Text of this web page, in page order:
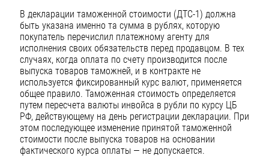
В декларации таможенной стоимости (ДТС-1) должна
быть указана именно та сумма в рублях, которую
покупатель перечислил платежному агенту для
исполнения своих обязательств перед продавцом. В тех
случаях, когда оплата по счету производится после
выпуска товаров таможней, и в контракте не
используется фиксированный курс валют, применяется
общее правило. Таможенная стоимость определяется
путем пересчета валюты инвойса в рубли по курсу ЦБ
РФ, действующему на день регистрации декларации. При
этом последующее изменение принятой таможенной
стоимости после выпуска товаров на основании
фактического курса оплаты — не допускается.